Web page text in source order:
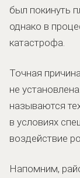
был покинуть
однако в
катастрофа.
Точная
не
называются
в условиях
воздействие
Напомним,